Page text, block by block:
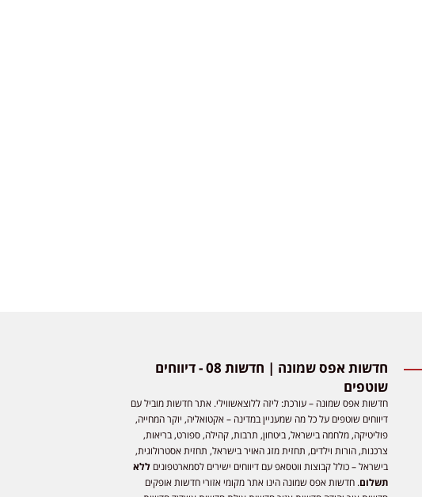
חדשות אפס שמונה | חדשות 08 - דיווחים
שוטפים
חדשות אפס שמונה – עורכת: ליזה ללוצאשווילי. אתר חדשות מוביל עם
דיווחים שוטפים על כל מה שמעניין במדינה – אקטואליה, יוקר המחייה,
פוליטיקה, מלחמה בישראל, ביטחון, תרבות, קהילה, ספורט, בריאות,
צרכנות, הורות וילדים, תחזית מזג האויר בישראל, תחזית אסטרולוגית,
בישראל – כולל קבוצות ווטסאפ עם דיווחים ישירים לסמארטפוניםללא
תשלום. חדשות אפס שמונה הינו אתר מקומי אזורי חדשות אופקים